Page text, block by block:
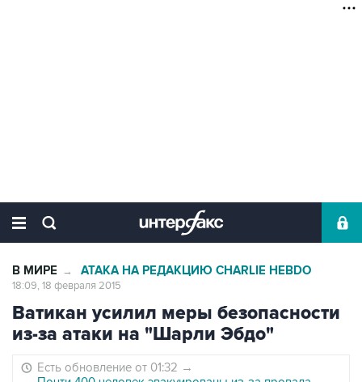
В МИРЕ → АТАКА НА РЕДАКЦИЮ CHARLIE HEBDO
18:09, 18 февраля 2015
Ватикан усилил меры безопасности
из-за атаки на "Шарли Эбдо"
Есть обновление от 01:32 →